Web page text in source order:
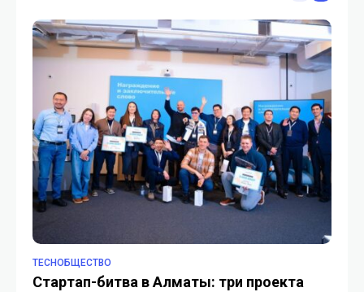
TECHОБЩЕСТВО
Стартап-битва в Алматы: три проекта